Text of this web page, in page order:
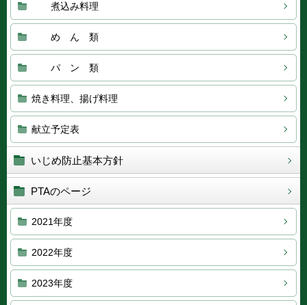
煮込み料理
め ん 類
パ ン 類
焼き料理、揚げ料理
献立予定表
いじめ防止基本方針
PTAのページ
2021年度
2022年度
2023年度